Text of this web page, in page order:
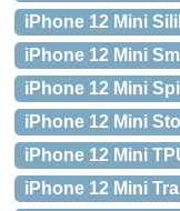
iPhone 12 Mini
iPhone 12 Mini
iPhone 12 Mini
iPhone 12 Mini
iPhone 12 Mini
iPhone 12 Mini